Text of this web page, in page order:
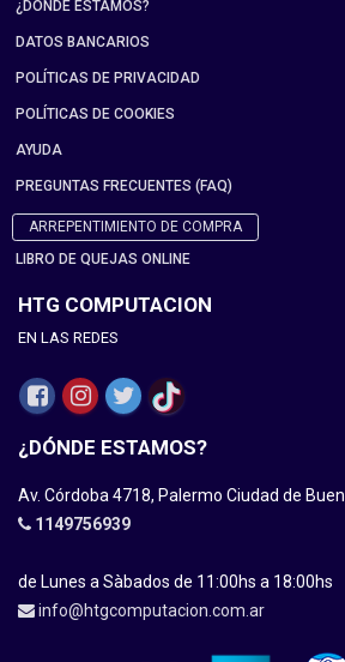
¿DÓNDE ESTAMOS?
DATOS BANCARIOS
POLÍTICAS DE PRIVACIDAD
POLÍTICAS DE COOKIES
AYUDA
PREGUNTAS FRECUENTES (FAQ)
ARREPENTIMIENTO DE COMPRA
LIBRO DE QUEJAS ONLINE
HTG COMPUTACION
EN LAS REDES
¿DÓNDE ESTAMOS?
Av. Córdoba 4718, Palermo Ciudad de
1149756939
de Lunes a Sàbados de 11:00hs a 18:00hs
info@htgcomputacion.com.ar